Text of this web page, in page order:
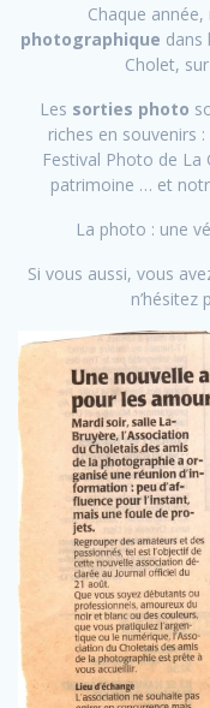
Chaque
photographique dans
Cholet,
Les sorties photo
riches en souvenirs
Festival Photo de La
patrimoine … et
La photo : une
Si vous aussi, vous
n’hésitez